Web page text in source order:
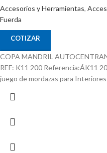
Accesorios y Herramientas,
Fuerda
COTIZAR
COPA MANDRIL
REF: K11 200 Referencia:ÁK11
juego de mordazas para